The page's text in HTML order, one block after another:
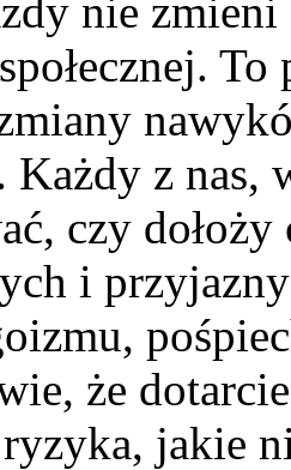
nie zmieni
Każdy z nas,
czy dołoży
i
że
jakie